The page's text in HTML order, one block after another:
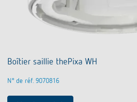
Boîtier saillie thePixa WH
N° de réf. 9070816